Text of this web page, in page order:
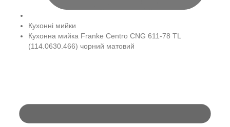
Кухонні мийки
Кухонна мийка Franke Centro CNG 611-78 TL
(114.0630.466) чорний матовий